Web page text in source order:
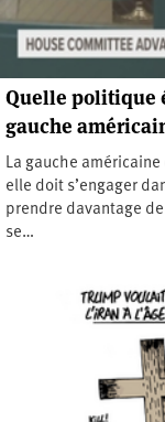
Quelle politique
gauche
La gauche
elle doit s’engager
prendre davantage
se…